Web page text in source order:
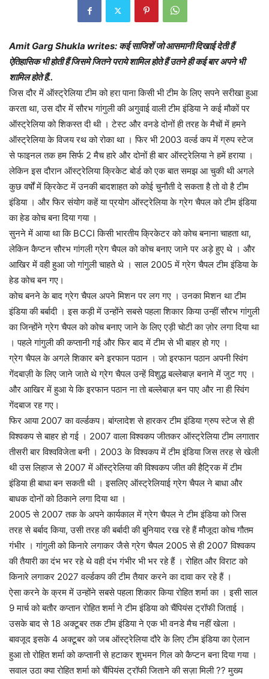
Amit Garg Shukla writes: कई साजिशें जो आसमानी दिखाई देती हैं
ऐतिहासिक भी होती हैं जिसमे जितने पराये शामिल होते हैं उतने ही कई बार अपने भी
शामिल होते हैं..
जिस दौर में ऑस्ट्रेलिया टीम को हरा पाना किसी भी टीम के लिए सपने सरीखा हुआ
करता था, उस दौर में सौरभ गांगुली की अगुवाई वाली टीम इंडिया ने कई मौकों पर
ऑस्ट्रेलिया को शिकस्त दी थी । टेस्ट और वनडे दोनों ही तरह के मैचों में हमने
ऑस्ट्रेलिया के विजय रथ को रोका था । फिर भी 2003 वर्ल्ड कप में ग्रुप स्टेज
से फाइनल तक हम सिर्फ 2 मैच हारे और दोनों ही बार ऑस्ट्रेलिया ने हमें हराया ।
लेकिन इस दौरान ऑस्ट्रेलिया क्रिकेट बोर्ड को एक बात समझ आ चुकी थी अगले
कुछ वर्षों में क्रिकेट में उनकी बादशाहत को कोई चुनौती दे सकता है तो वो है टीम
इंडिया । और फिर संयोग कहें या प्रयोग ऑस्ट्रेलिया के ग्रेग चैपल को टीम इंडिया
का हेड कोच बना दिया गया ।
सुनने में आया था कि BCCI किसी भारतीय क्रिकेटर को कोच बनाना चाहता था,
लेकिन कैप्टन सौरभ गांगली ग्रेग चैपल को कोच बनाए जाने पर अड़े हुए थे । और
आखिर में वही हुआ जो गांगुली चाहते थे । साल 2005 में ग्रेग चैपल टीम इंडिया के
हेड कोच बन गए।
कोच बनने के बाद ग्रेग चैपल अपने मिशन पर लग गए । उनका मिशन था टीम
इंडिया की बर्बादी । इस कड़ी में उन्होंने सबसे पहला शिकार किया उन्हीं सौरभ गांगुली
का जिन्होंने ग्रेग चैपल को कोच बनाए जाने के लिए एड़ी चोटी का ज़ोर लगा दिया था
। पहले गांगुली की कप्तानी गई और फिर बाद में टीम से भी बाहर हो गए ।
ग्रेग चैपल के अगले शिकार बने इरफान पठान । जो इरफान पठान अपनी स्विंग
गेंदबाज़ी के लिए जाने जाते थे ग्रेग चैपल उन्हें विशुद्ध बल्लेबाज़ बनाने में जुट गए ।
और आखिर में हुआ ये कि इरफान पठान ना तो बल्लेबाज़ बन पाए और ना ही स्विंग
गेंदबाज रह गए।
फिर आया 2007 का वर्ल्डकप। बांग्लादेश से हारकर टीम इंडिया ग्रुप स्टेज से ही
विश्वकप से बाहर हो गई । 2007 वाला विश्वकप जीतकर ऑस्ट्रेलिया टीम लगातार
तीसरी बार विश्वविजेता बनी । 2003 के विश्वकप में टीम इंडिया जिस तरह से खेली
थी उस लिहाज से 2007 में ऑस्ट्रेलिया की विश्वकप जीत की हैट्रिक में टीम
इंडिया ही बाधा बन सकती थी । इसलिए ऑस्ट्रेलियाई ग्रेग चैपल ने बाधा और
बाधक दोनों को ठिकाने लगा दिया था ।
2005 से 2007 तक के अपने कार्यकाल में ग्रेग चैपल ने टीम इंडिया को जिस
तरह से बर्बाद किया, उसी तरह की बर्बादी की बुनियाद रख रहे हैं मौजूदा कोच गौतम
गंभीर । गांगुली को किनारे लगाकर जैसे ग्रेग चैपल 2005 से ही 2007 विश्वकप
की तैयारी का दंभ भर रहे थे वही दंभ गंभीर भी भर रहे हैं । रोहित और विराट को
किनारे लगाकर 2027 वर्ल्डकप की टीम तैयार करने का दावा कर रहे हैं ।
ऐसा करने के क्रम में उन्होंने सबसे पहला शिकार किया रोहित शर्मा का । इसी साल
9 मार्च को बतौर कप्तान रोहित शर्मा ने टीम इंडिया को चैंपियंस ट्रॉफी जिताई ।
उसके बाद से 18 अक्टूबर तक टीम इंडिया ने एक भी वनडे मैच नहीं खेला ।
बावजूद इसके 4 अक्टूबर को जब ऑस्ट्रेलिया दौरे के लिए टीम इंडिया का ऐलान
हुआ तो रोहित शर्मा को कप्तानी से हटाकर शुभमन गिल को कैप्टन बना दिया गया ।
सवाल उठा क्या रोहित शर्मा को चैंपियंस ट्रॉफी जिताने की सज़ा मिली ?? मुख्य